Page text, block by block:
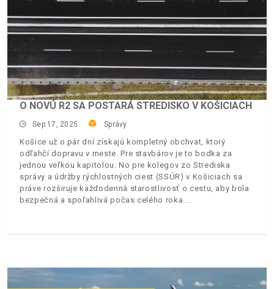
O NOVÚ R2 SA POSTARÁ STREDISKO V KOŠICIACH
Sep 17, 2025 Správy
Košice už o pár dní získajú kompletný obchvat, ktorý
odľahčí dopravu v meste. Pre stavbárov je to bodka za
jednou veľkou kapitolou. No pre kolegov zo Strediska
správy a údržby rýchlostných ciest (SSÚR) v Košiciach sa
práve rozširuje každodenná starostlivosť o cestu, aby bola
bezpečná a spoľahlivá počas celého roka.